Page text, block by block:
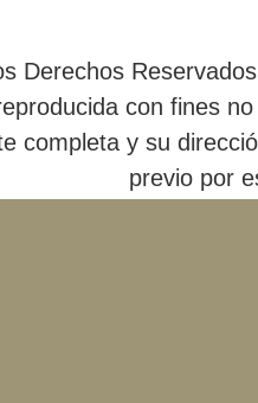
Derechos
con fines
completa y su
previo por